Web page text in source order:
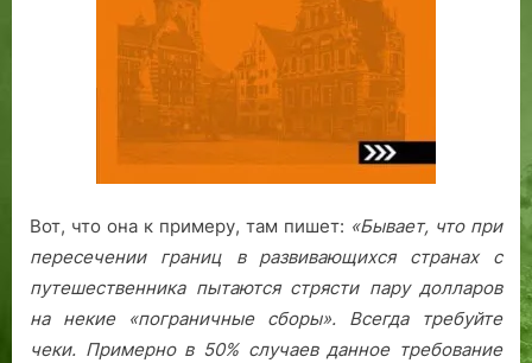
Вот, что она к примеру, там пишет: «Бывает, что при
пересечении границ в развивающихся странах с
путешественника пытаются стрясти пару долларов
на некие «пограничные сборы». Всегда требуйте
чеки. Примерно в 50% случаев данное требование